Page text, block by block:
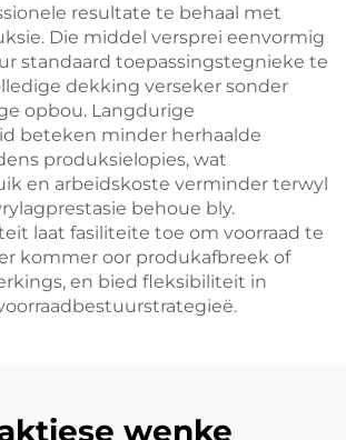
resultate te behaal met
Die middel versprei eenvormig
standaard toepassingstegnieke te
dekking verseker sonder
opbou. Langdurige
beteken minder herhaalde
produksielopies, wat
en arbeidskoste verminder terwyl
behoue bly.
laat fasiliteite toe om voorraad te
kommer oor produkafbreek of
en bied fleksibiliteit in
wenke